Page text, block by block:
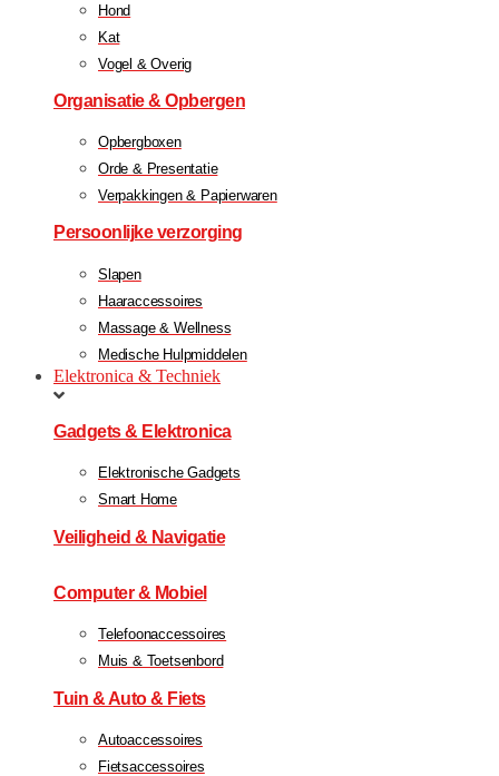
Hond
Kat
Vogel & Overig
Organisatie & Opbergen
Opbergboxen
Orde & Presentatie
Verpakkingen & Papierwaren
Persoonlijke verzorging
Slapen
Haaraccessoires
Massage & Wellness
Medische Hulpmiddelen
Elektronica & Techniek
Gadgets & Elektronica
Elektronische Gadgets
Smart Home
Veiligheid & Navigatie
Computer & Mobiel
Telefoonaccessoires
Muis & Toetsenbord
Tuin & Auto & Fiets
Autoaccessoires
Fietsaccessoires